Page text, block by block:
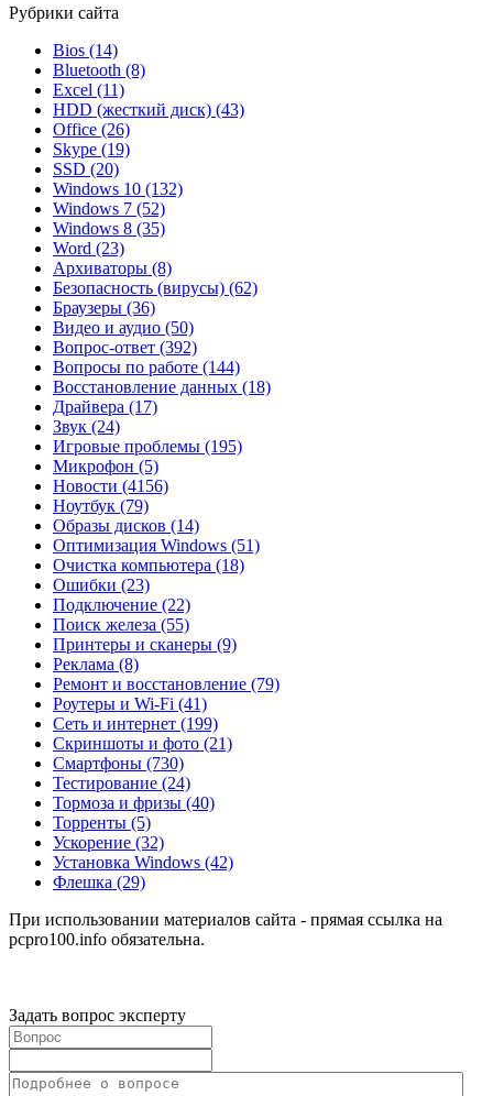
Рубрики сайта
Bios (14)
Bluetooth (8)
Excel (11)
HDD (жесткий диск) (43)
Office (26)
Skype (19)
SSD (20)
Windows 10 (132)
Windows 7 (52)
Windows 8 (35)
Word (23)
Архиваторы (8)
Безопасность (вирусы) (62)
Браузеры (36)
Видео и аудио (50)
Вопрос-ответ (392)
Вопросы по работе (144)
Восстановление данных (18)
Драйвера (17)
Звук (24)
Игровые проблемы (195)
Микрофон (5)
Новости (4156)
Ноутбук (79)
Образы дисков (14)
Оптимизация Windows (51)
Очистка компьютера (18)
Ошибки (23)
Подключение (22)
Поиск железа (55)
Принтеры и сканеры (9)
Реклама (8)
Ремонт и восстановление (79)
Роутеры и Wi-Fi (41)
Сеть и интернет (199)
Скриншоты и фото (21)
Смартфоны (730)
Тестирование (24)
Тормоза и фризы (40)
Торренты (5)
Ускорение (32)
Установка Windows (42)
Флешка (29)
При использовании материалов сайта - прямая ссылка на
pcpro100.info обязательна.
Задать вопрос эксперту